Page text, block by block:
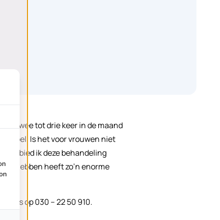
‘Twee tot drie keer in de maand
tepel. Is het voor vrouwen niet
dan bied ik deze behandeling
hebben heeft zo’n enorme
op 030 – 22 50 910.